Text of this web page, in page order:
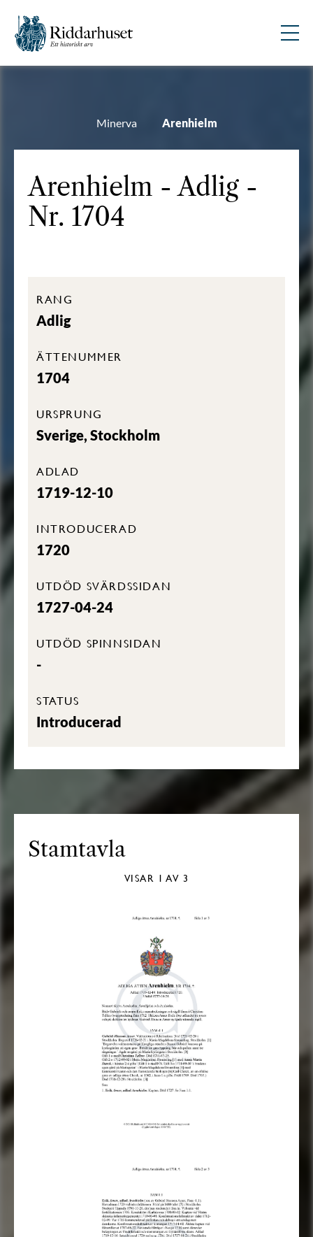
Minerva Arenhielm
Arenhielm - Adlig -
Nr. 1704
RANG
Adlig
ÄTTENUMMER
1704
URSPRUNG
Sverige, Stockholm
ADLAD
1719-12-10
INTRODUCERAD
1720
UTDÖD SVÄRDSSIDAN
1727-04-24
UTDÖD SPINNSIDAN
-
STATUS
Introducerad
Stamtavla
VISAR 1 AV 3